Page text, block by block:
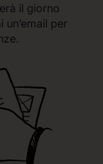
il giorno
per